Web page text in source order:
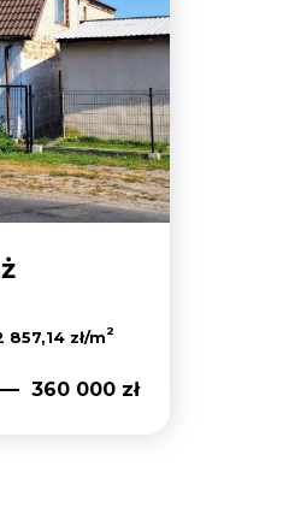
857,14 zł/m2
360 000 zł